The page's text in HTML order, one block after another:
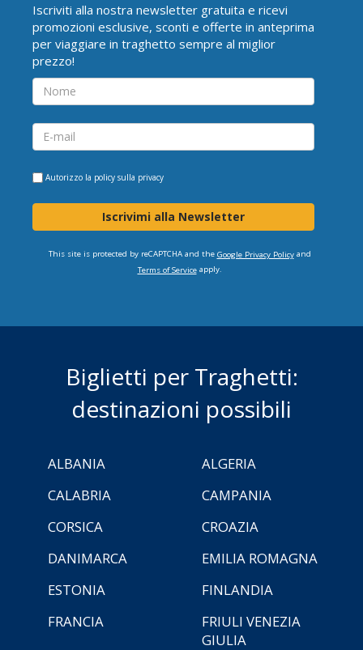
Iscriviti alla nostra newsletter gratuita e ricevi
promozioni esclusive, sconti e offerte in anteprima
per viaggiare in traghetto sempre al miglior
prezzo!
Autorizzo la policy sulla privacy
Iscrivimi alla Newsletter
This site is protected by reCAPTCHA and the Google Privacy Policyand
Terms of Serviceapply.
Biglietti per Traghetti:
destinazioni possibili
ALBANIA
ALGERIA
CALABRIA
CAMPANIA
CORSICA
CROAZIA
DANIMARCA
EMILIA ROMAGNA
ESTONIA
FINLANDIA
FRANCIA
FRIULI VENEZIA
GIULIA